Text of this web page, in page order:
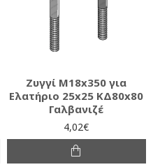
Ζυγγί Μ18x350 για
Ελατήριο 25x25 ΚΔ80x80
Γαλβανιζέ
4,02€